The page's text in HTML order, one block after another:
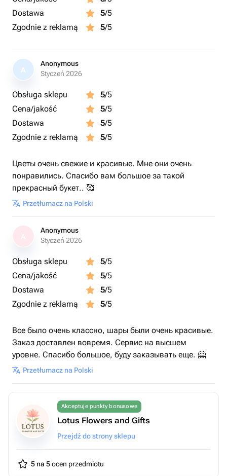
Dostawa
5/5
Zgodnie z reklamą
5/5
A
Anonymous
Styczeń 2026
Obsługa sklepu 5/5
Cena/jakość
5/5
Dostawa
5/5
Zgodnie z reklamą
5/5
Цветы очень свежие и красивые. Мне они очень
понравились. Спасибо вам большое за такой
прекрасный букет.. 🥰
Przetłumacz na Polski
Anonymous
Styczeń 2026
Obsługa sklepu 5/5
Cena/jakość
5/5
Dostawa
5/5
Zgodnie z reklamą
5/5
Все было очень классно, шары были очень красивые.
Заказ доставлен вовремя. Сервис на высшем
уровне. Спасибо большое, буду заказывать еще. 🤗
Przetłumacz na Polski
Akceptuje punkty bonusowe
Lotus Flowers and Gifts
Przejdź do strony sklepu
5 na 5ocen przedmiotu